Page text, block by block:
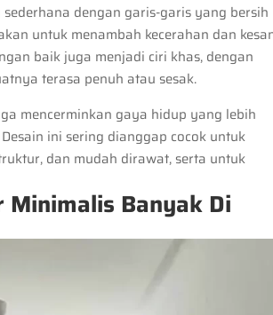
dengan garis-garis yang bersih
untuk menambah kecerahan dan
baik juga menjadi ciri khas, dengan
terasa penuh atau sesak.
mencerminkan gaya hidup yang lebih
ini sering dianggap cocok untuk
dan mudah dirawat, serta untuk
Banyak Di